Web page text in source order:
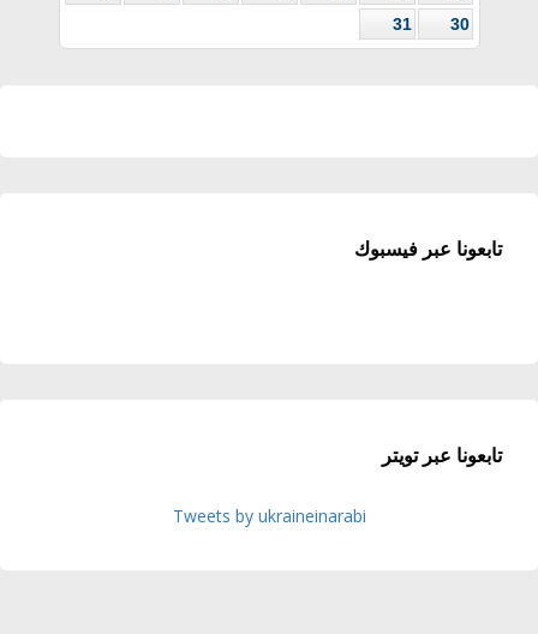
30
31
تابعونا عبر فيسبوك
تابعونا عبر تويتر
Tweets by ukraineinarabi